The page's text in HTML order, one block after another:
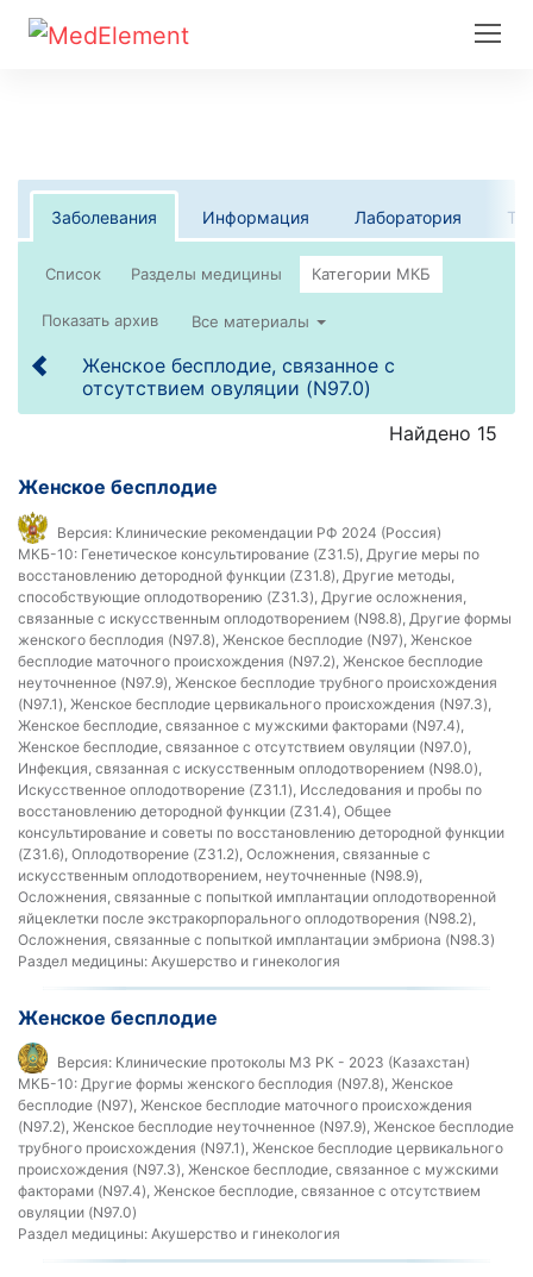
Заболевания Информация Лаборатория
Список
Все материалы
Женское бесплодие, связанное с
отсутствием овуляции (N97.0)
Найдено 15
Женское бесплодие
Версия: Клинические рекомендации РФ 2024 (Россия)
МКБ-10: Генетическое консультирование (Z31.5), Другие меры по
восстановлению детородной функции (Z31.8), Другие методы,
способствующие оплодотворению (Z31.3), Другие осложнения,
связанные с искусственным оплодотворением (N98.8), Другие формы
женского бесплодия (N97.8), Женское бесплодие (N97), Женское
бесплодие маточного происхождения (N97.2), Женское бесплодие
неуточненное (N97.9), Женское бесплодие трубного происхождения
(N97.1), Женское бесплодие цервикального происхождения (N97.3),
Женское бесплодие, связанное с мужскими факторами (N97.4),
Женское бесплодие, связанное с отсутствием овуляции (N97.0),
Инфекция, связанная с искусственным оплодотворением (N98.0),
Искусственное оплодотворение (Z31.1), Исследования и пробы по
восстановлению детородной функции (Z31.4), Общее
консультирование и советы по восстановлению детородной функции
(Z31.6), Оплодотворение (Z31.2), Осложнения, связанные с
искусственным оплодотворением, неуточненные (N98.9),
Осложнения, связанные с попыткой имплантации оплодотворенной
яйцеклетки после экстракорпорального оплодотворения (N98.2),
Осложнения, связанные с попыткой имплантации эмбриона (N98.3)
Раздел медицины: Акушерство и гинекология
Женское бесплодие
Версия: Клинические протоколы МЗ РК - 2023 (Казахстан)
МКБ-10: Другие формы женского бесплодия (N97.8), Женское
бесплодие (N97), Женское бесплодие маточного происхождения
(N97.2), Женское бесплодие неуточненное (N97.9), Женское бесплодие
трубного происхождения (N97.1), Женское бесплодие цервикального
происхождения (N97.3), Женское бесплодие, связанное с мужскими
факторами (N97.4), Женское бесплодие, связанное с отсутствием
овуляции (N97.0)
Раздел медицины: Акушерство и гинекология